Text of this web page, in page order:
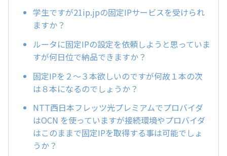
学生ですが21ip.jpの固定IPサービスを受けられ
ますか？
ルータに固定IPの設定を依頼しようと思っていま
すが何日位で納品できますか？
固定IPを２～３本欲しいのですが何故１本の次
は８本になるのでしょうか？
NTT西日本フレッツ光プレミアムでプロバイダ
はOCN を使っていますが接続環境やプロバイダ
はこのままで固定IPを取得する事は可能でしょ
うか？